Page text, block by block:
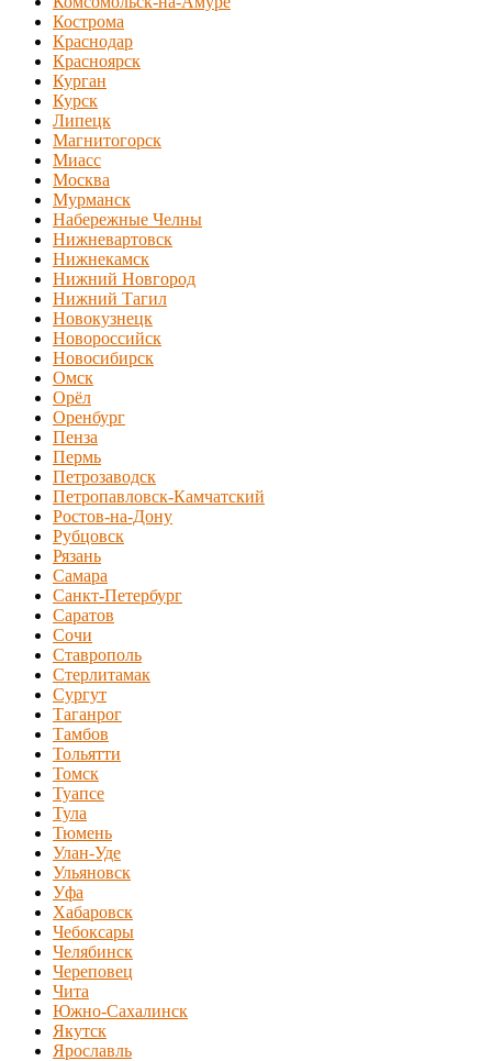
Кострома
Краснодар
Красноярск
Курган
Курск
Липецк
Магнитогорск
Миасс
Москва
Мурманск
Набережные Челны
Нижневартовск
Нижнекамск
Нижний Новгород
Нижний Тагил
Новокузнецк
Новороссийск
Новосибирск
Омск
Орёл
Оренбург
Пенза
Пермь
Петрозаводск
Петропавловск-Камчатский
Ростов-на-Дону
Рубцовск
Рязань
Самара
Санкт-Петербург
Саратов
Сочи
Ставрополь
Стерлитамак
Сургут
Таганрог
Тамбов
Тольятти
Томск
Туапсе
Тула
Тюмень
Улан-Уде
Ульяновск
Уфа
Хабаровск
Чебоксары
Челябинск
Череповец
Чита
Южно-Сахалинск
Якутск
Ярославль